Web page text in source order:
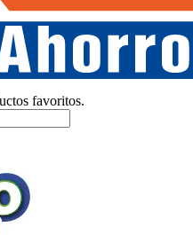
favoritos.